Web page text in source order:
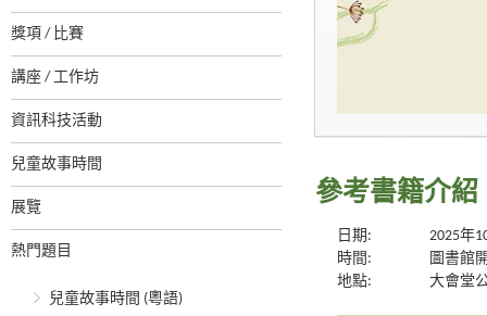
獎項 / 比賽
講座 / 工作坊
資訊科技活動
兒童故事時間
展覽
熱門題目
兒童故事時間 (粵語)
參考書籍介紹
日期:
2025年
時間:
圖書館
地點:
大會堂